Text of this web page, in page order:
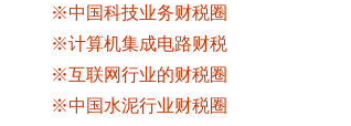
※中国科技业务财税圈
※计算机集成电路财税
※互联网行业的财税圈
※中国水泥行业财税圈